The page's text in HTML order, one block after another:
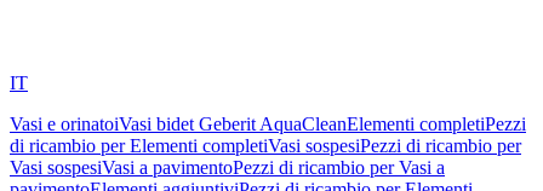
IT
Vasi e orinatoiVasi bidet Geberit AquaCleanElementi completiPezzi
di ricambio per Elementi completiVasi sospesiPezzi di ricambio per
Vasi sospesiVasi a pavimentoPezzi di ricambio per Vasi a